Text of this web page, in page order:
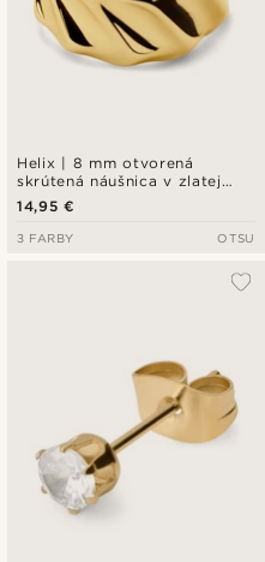
Helix | 8 mm otvorená
skrútená náušnica v zlatej
farbe
14,95 €
3 FARBY OTSU